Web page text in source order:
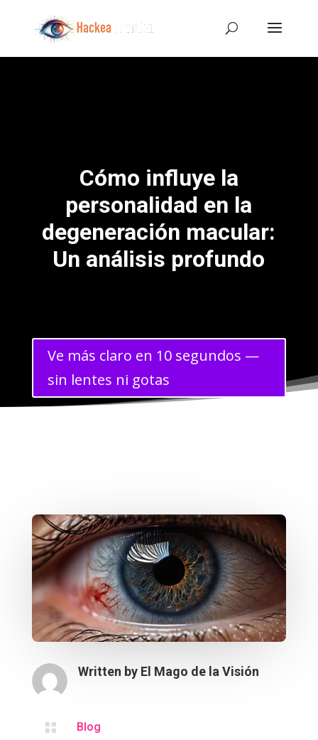
Cómo influye la
personalidad en la
degeneración macular:
Un análisis profundo
Ve más claro en 10 segundos —
sin lentes ni gotas
Written by El Mago de la Visión
 Blog